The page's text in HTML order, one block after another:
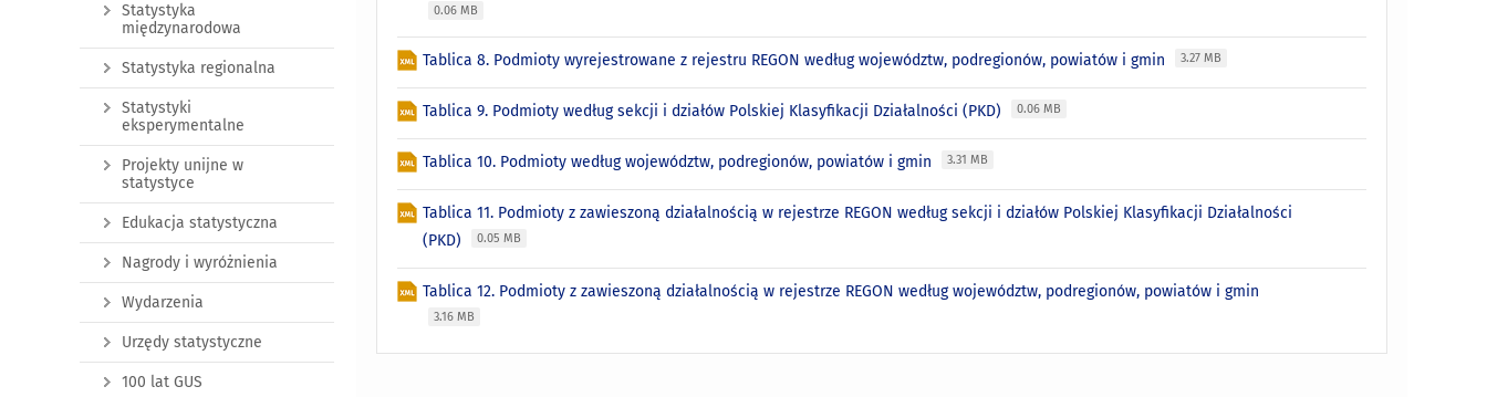
0.06 MB
Tablica 8. Podmioty wyrejestrowane z rejestru REGON według województw, podregionów, powiatów i gmin 3.27 MB
Tablica 9. Podmioty według sekcji i działów Polskiej Klasyfikacji Działalności (PKD) 0.06 MB
Tablica 10. Podmioty według województw, podregionów, powiatów i gmin 3.31 MB
Tablica 11. Podmioty z zawieszoną działalnością w rejestrze REGON według sekcji i działów Polskiej Klasyfikacji Działalności
(PKD)
0.05 MB
Tablica 12. Podmioty z zawieszoną działalnością w rejestrze REGON według województw, podregionów, powiatów i gmin
3.16 MB
Statystyka
międzynarodowa
Statystyka regionalna
Statystyki
eksperymentalne
Projekty unijne w
statystyce
Edukacja statystyczna
Nagrody i wyróżnienia
Wydarzenia
Urzędy statystyczne
100 lat GUS